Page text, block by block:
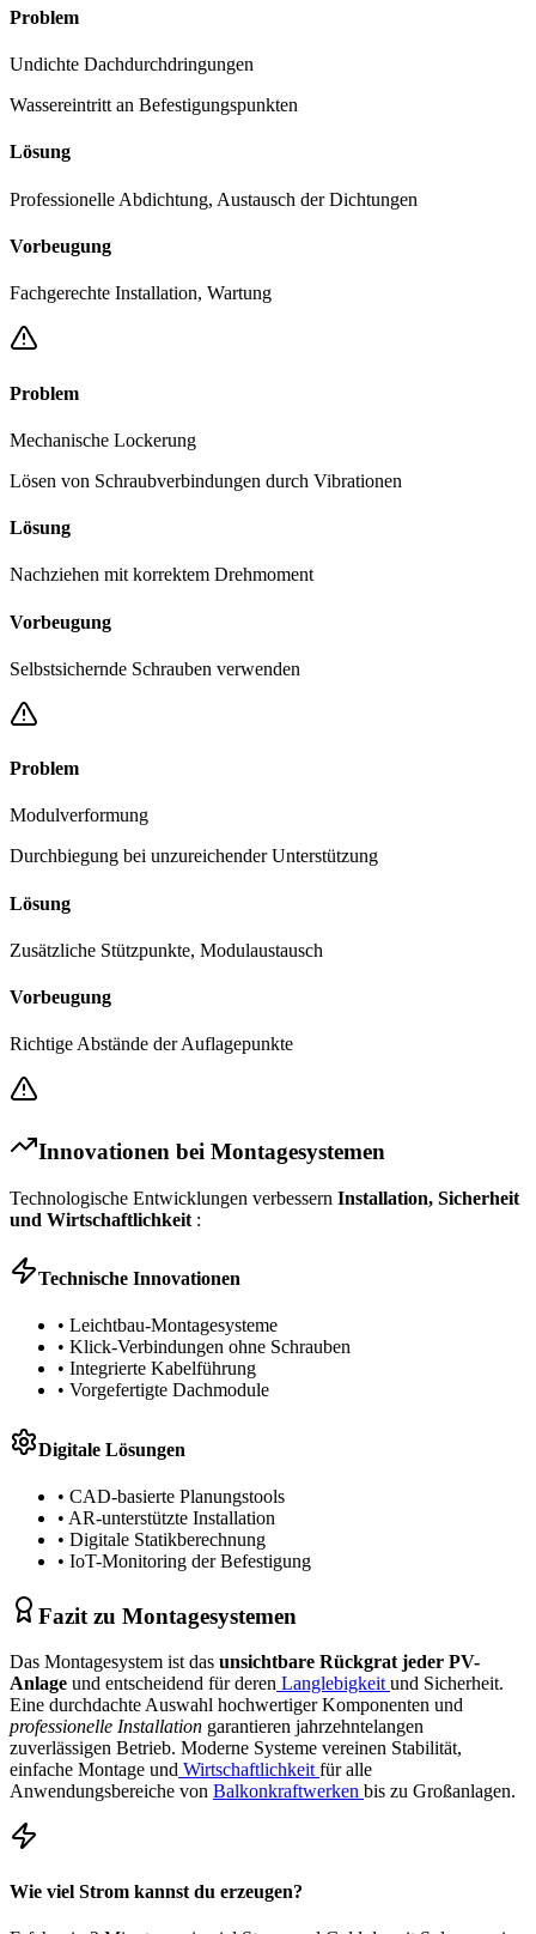
Problem
Undichte Dachdurchdringungen
Wassereintritt an Befestigungspunkten
Lösung
Professionelle Abdichtung, Austausch der Dichtungen
Vorbeugung
Fachgerechte Installation, Wartung
Problem
Mechanische Lockerung
Lösen von Schraubverbindungen durch Vibrationen
Lösung
Nachziehen mit korrektem Drehmoment
Vorbeugung
Selbstsichernde Schrauben verwenden
Problem
Modulverformung
Durchbiegung bei unzureichender Unterstützung
Lösung
Zusätzliche Stützpunkte, Modulaustausch
Vorbeugung
Richtige Abstände der Auflagepunkte
Innovationen bei Montagesystemen
Technologische Entwicklungen verbessern Installation, Sicherheit
und Wirtschaftlichkeit :
Technische Innovationen
• Leichtbau-Montagesysteme
• Klick-Verbindungen ohne Schrauben
• Integrierte Kabelführung
• Vorgefertigte Dachmodule
Digitale Lösungen
• CAD-basierte Planungstools
• AR-unterstützte Installation
• Digitale Statikberechnung
• IoT-Monitoring der Befestigung
Fazit zu Montagesystemen
Das Montagesystem ist das unsichtbare Rückgrat jeder PV-
Anlage und entscheidend für deren Langlebigkeit und Sicherheit.
Eine durchdachte Auswahl hochwertiger Komponenten und
professionelle Installation garantieren jahrzehntelangen
zuverlässigen Betrieb. Moderne Systeme vereinen Stabilität,
einfache Montage und Wirtschaftlichkeit für alle
Anwendungsbereiche von Balkonkraftwerken bis zu Großanlagen.
Wie viel Strom kannst du erzeugen?